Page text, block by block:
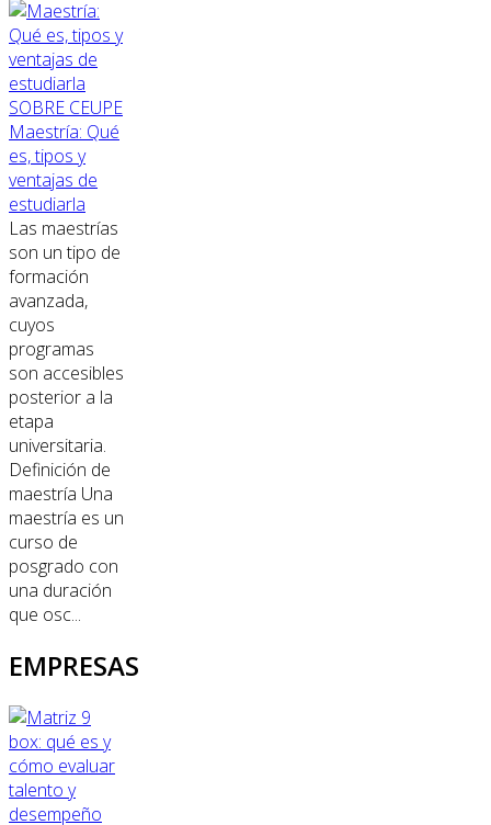
SOBRE CEUPE
Maestría: Qué
es, tipos y
ventajas de
estudiarla
Las maestrías
son un tipo de
formación
avanzada,
cuyos
programas
son accesibles
posterior a la
etapa
universitaria.
Definición de
maestría Una
maestría es un
curso de
posgrado con
una duración
que osc...
EMPRESAS